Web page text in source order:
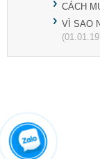
CÁCH
VÌ SAO